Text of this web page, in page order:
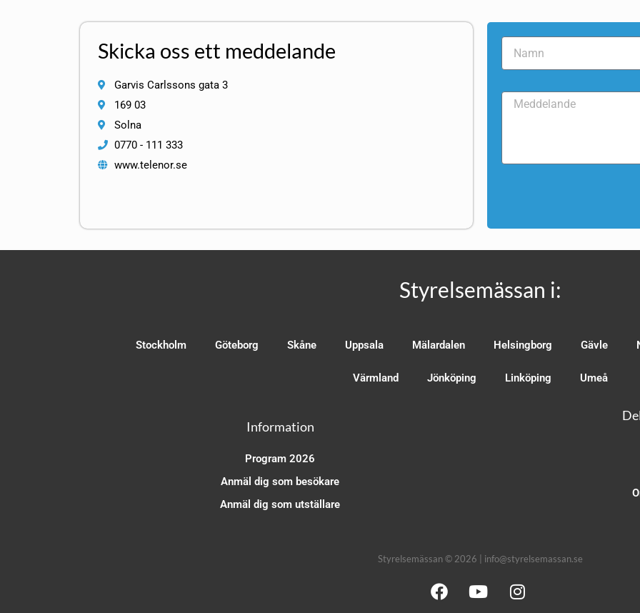
Skicka oss ett meddelande
Garvis Carlssons gata 3
169 03
Solna
0770 - 111 333
www.telenor.se
Styrelsemässan i:
Stockholm Göteborg Skåne Uppsala Mälardalen Helsingborg Gävle
Värmland Jönköping Linköping Umeå
Information
Program 2026
Anmäl dig som besökare
Anmäl dig som utställare
Styrelsemässan © 2026 | info@styrelsemassan.se